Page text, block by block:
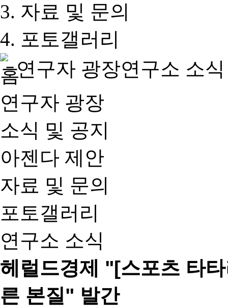
자료 및 문의
포토갤러리
연구자 광장연구소 소식
연구자 광장
소식 및 공지
아젠다 제안
자료 및 문의
포토갤러리
연구소 소식
헤럴드경제 "[스포츠 타
른 본질" 발간